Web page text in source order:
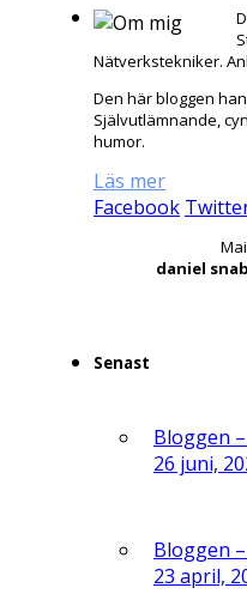
Nätverkstekniker.
Den här bloggen
Självutlämnande,
humor.
Läs mer
Facebook
daniel
Senast
Bloggen
26 juni,
Bloggen
23 april,